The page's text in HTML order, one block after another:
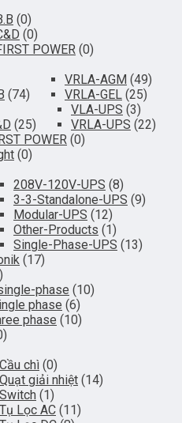
(0)
(0)
POWER (0)
(74)
VRLA-AGM (49)
VRLA-GEL (25)
(25)
VLA-UPS (3)
VRLA-UPS (22)
POWER (0)
(0)
208V-120V-UPS (8)
3-3-Standalone-UPS (9)
Modular-UPS (12)
Other-Products (1)
Single-Phase-UPS (13)
(17)
phase (10)
phase (6)
phase (10)
Cầu chì (0)
Quạt giải nhiệt (14)
Switch (1)
Tụ Lọc AC (11)